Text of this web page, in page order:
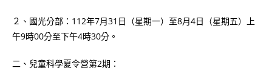
２、國光分部：112年7月31日（星期一）至8月4日（星期五）上
午9時00分至下午4時30分。
二、兒童科學夏令營第2期：